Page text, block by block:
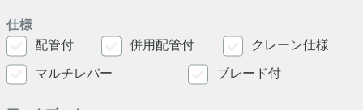
仕様
配管付
併用配管付
クレーン仕様
マルチレバー
ブレード付